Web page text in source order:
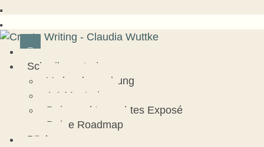
Schreibmentoring
Verlagsbewerbung
1:1 Mentoring
Dein marktgerechtes Exposé
Deine Roadmap
Bücher